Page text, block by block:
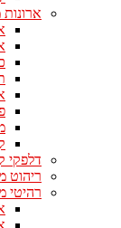
דלפקי
ריהוט
רהיטי